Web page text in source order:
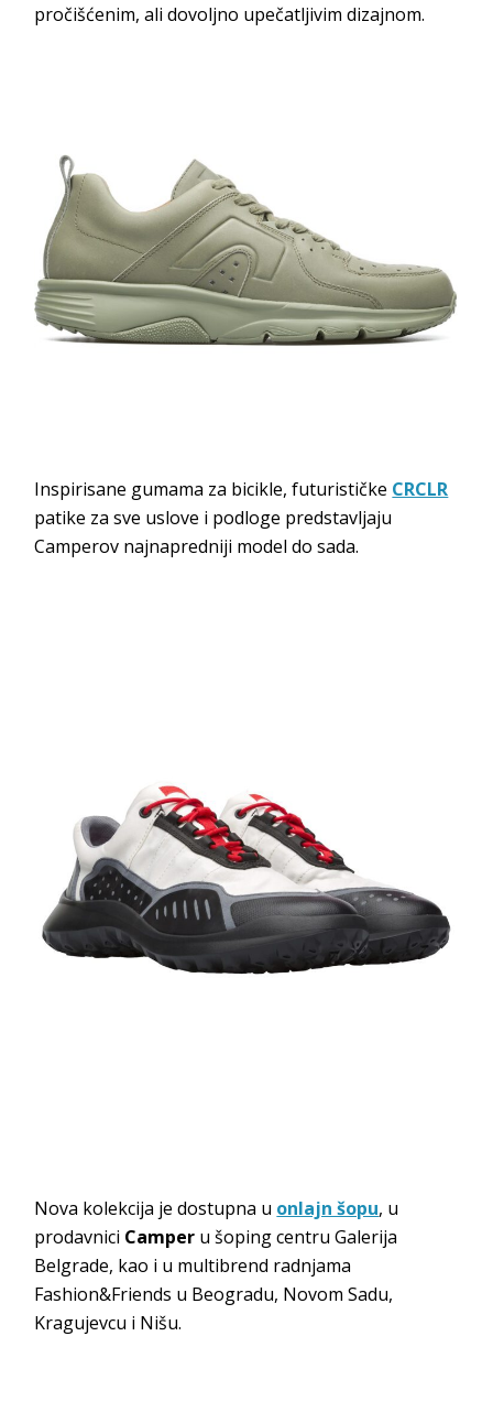
pročišćenim, ali dovoljno upečatljivim dizajnom.
Inspirisane gumama za bicikle, futurističke CRCLR
patike za sve uslove i podloge predstavljaju
Camperov najnapredniji model do sada.
Nova kolekcija je dostupna u onlajn šopu, u
prodavnici Camper u šoping centru Galerija
Belgrade, kao i u multibrend radnjama
Fashion&Friends u Beogradu, Novom Sadu,
Kragujevcu i Nišu.